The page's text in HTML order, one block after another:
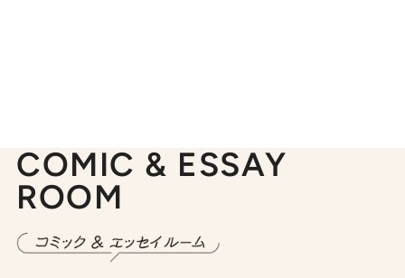
COMIC & ESSAY
ROOM